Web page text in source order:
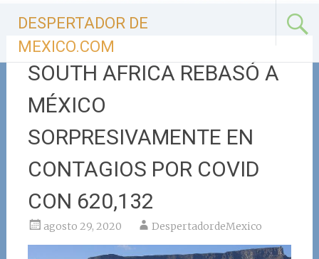
contenido
DESPERTADOR DE
MEXICO.COM
SOUTH AFRICA REBASÓ A
MÉXICO
SORPRESIVAMENTE EN
CONTAGIOS POR COVID
CON 620,132
agosto 29, 2020 DespertadordeMexico